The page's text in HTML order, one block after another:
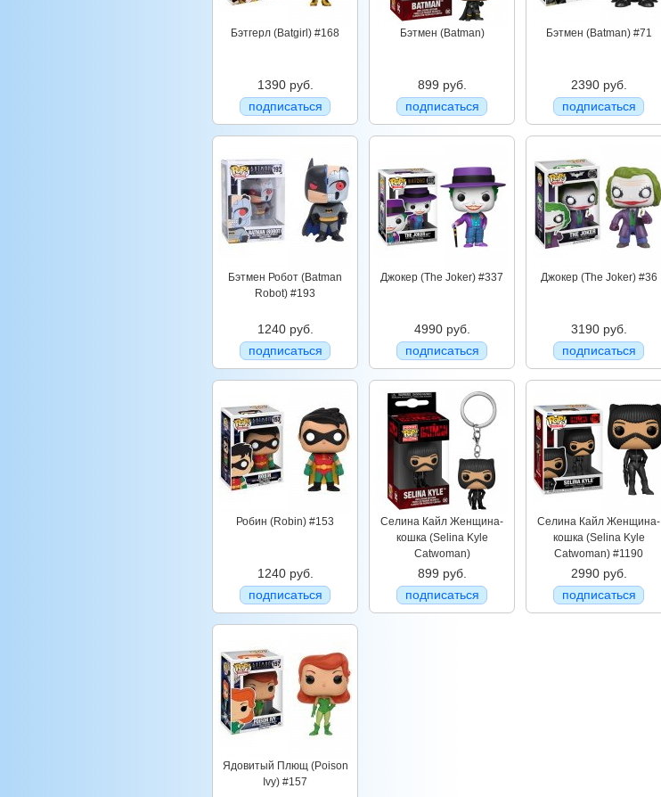
Бэтгерл (Batgirl) #168
1390 руб.
подписаться
Бэтмен (Batman)
899 руб.
подписаться
Бэтмен (Batman) #71
2390 руб.
подписаться
Бэтмен Робот (Batman
Robot) #193
1240 руб.
подписаться
Джокер (The Joker) #337
4990 руб.
подписаться
Джокер (The Joker) #36
3190 руб.
подписаться
Робин (Robin) #153
1240 руб.
подписаться
Селина Кайл Женщина-
кошка (Selina Kyle
Catwoman)
899 руб.
подписаться
Селина Кайл Женщина-
кошка (Selina Kyle
Catwoman) #1190
2990 руб.
подписаться
Ядовитый Плющ (Poison
Ivy) #157